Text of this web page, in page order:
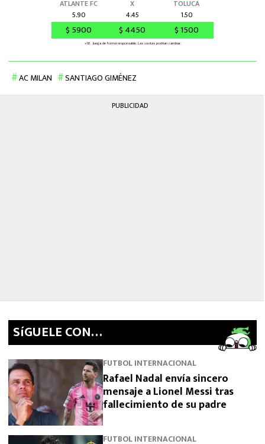
AC MILAN SANTIAGO GIMÉNEZ
PUBLICIDAD
SíGUELE CON…
FUTBOL INTERNACIONAL
Rafael Nadal envía sincero
mensaje a Lionel Messi tras
fallecimiento de su padre
FUTBOL INTERNACIONAL